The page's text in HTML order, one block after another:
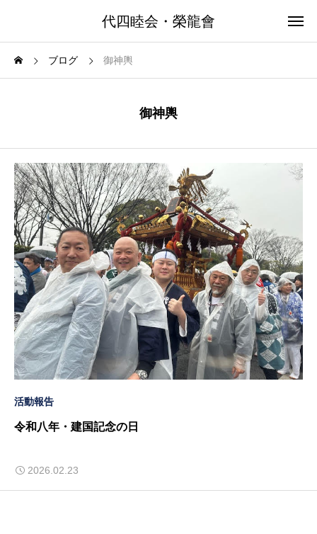
代四睦会・榮龍會
ブログ 御神輿
御神輿
活動報告
令和八年・建国記念の日
2026.02.23